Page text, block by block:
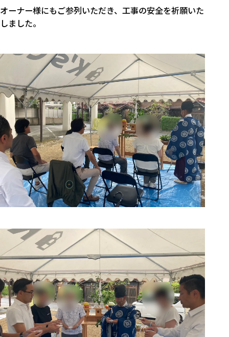
オーナー様にもご参列いただき、工事の安全を祈願いた
しました。